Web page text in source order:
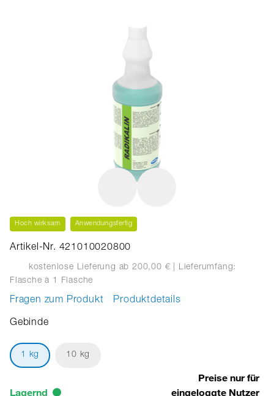
Hoch wirksam Anwendungsfertig
Artikel-Nr. 421010020800
kostenlose Lieferung ab 200,00 € | Lieferumfang:
Flasche à 1 Flasche
Fragen zum Produkt Produktdetails
Gebinde
1 kg 10 kg
Lagernd
Preise nur für
eingeloggte Nutzer